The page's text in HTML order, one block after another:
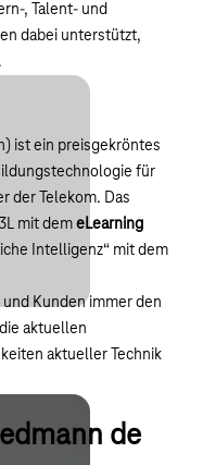
, Talent- und
dabei unterstützt,
ist ein preisgekröntes
für
der Telekom. Das
mit demeLearning
Intelligenz“ mit dem
Kunden immer den
aktuellen
aktueller Technik
de